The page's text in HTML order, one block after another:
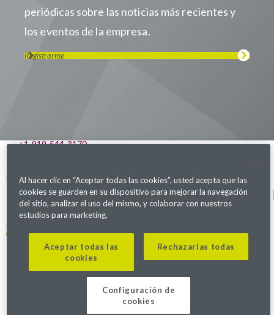
periódicas sobre las noticias más recientes y
los eventos de la empresa.
Registrarme
+1-919-544-3170
Política de privacidadTérminos de servicio Declaración sobre Ley
de Esclavitud Moderna
Mapa del sitio
Configuración de cookies
Alerta de fraude
©2026. Parexel International (MA) Corporation. Todos los derechos
reservados.
Al hacer clic en “Aceptar todas las cookies”, usted acepta que las
cookies se guarden en su dispositivo para mejorar la navegación
del sitio, analizar el uso del mismo, y colaborar con nuestros
estudios para marketing.
Aceptar todas las
cookies
Rechazarlas todas
Configuración de
cookies